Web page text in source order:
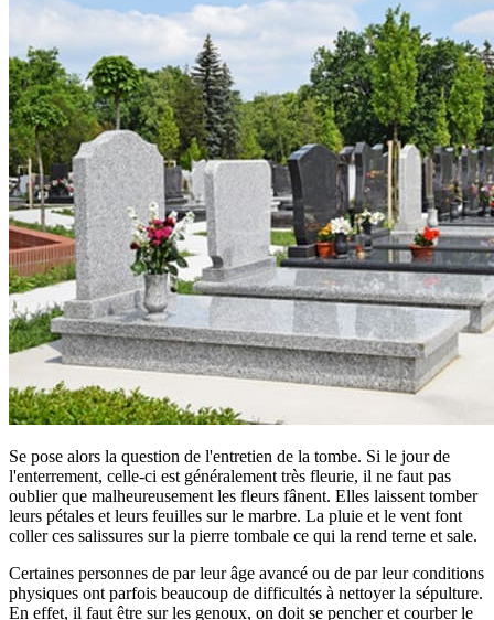
Se pose alors la question de l'entretien de la tombe. Si le jour de
l'enterrement, celle-ci est généralement très fleurie, il ne faut pas
oublier que malheureusement les fleurs fânent. Elles laissent tomber
leurs pétales et leurs feuilles sur le marbre. La pluie et le vent font
coller ces salissures sur la pierre tombale ce qui la rend terne et sale.
Certaines personnes de par leur âge avancé ou de par leur conditions
physiques ont parfois beaucoup de difficultés à nettoyer la sépulture.
En effet, il faut être sur les genoux, on doit se pencher et courber le